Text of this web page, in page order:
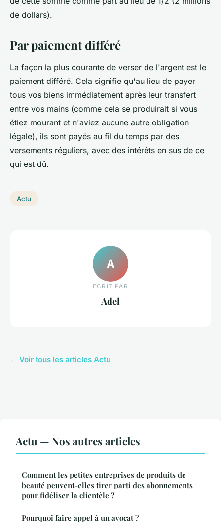
de dollars).
Par paiement différé
La façon la plus courante de verser de l'argent est le
paiement différé. Cela signifie qu'au lieu de payer
tous vos biens immédiatement après leur transfert
entre vos mains (comme cela se produirait si vous
étiez mourant et n'aviez aucune autre obligation
légale), ils sont payés au fil du temps par des
versements réguliers, avec des intérêts en sus de ce
qui est dû.
Actu
A
ECRIT PAR
Adel
← Voir tous les articles Actu
Actu — Nos autres articles
Comment les petites entreprises de produits de
beauté peuvent-elles tirer parti des abonnements
pour fidéliser la clientèle ?
Pourquoi faire appel à un avocat ?